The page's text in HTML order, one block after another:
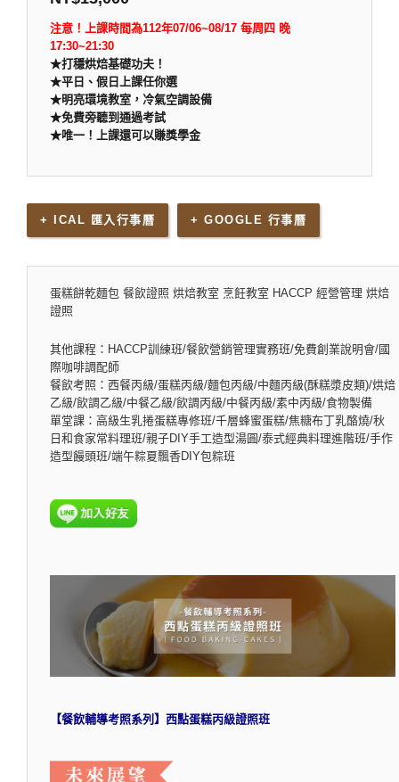
注意！上課時間為112年07/06~08/17 每周四 晚
17:30~21:30
★打穩烘焙基礎功夫！
★平日、假日上課任你選
★明亮環境教室，冷氣空調設備
★免費旁聽到通過考試
★唯一！上課還可以賺獎學金
+ ICAL 匯入行事曆 + GOOGLE 行事曆
蛋糕餅乾麵包 餐飲證照 烘焙教室 烹飪教室 HACCP 經營管理 烘焙
證照
其他課程：HACCP訓練班/餐飲營銷管理實務班/免費創業說明會/國
際咖啡調配師
餐飲考照：西餐丙級/蛋糕丙級/麵包丙級/中麵丙級(酥糕漿皮類)/烘焙
乙級/飲調乙級/中餐乙級/飲調丙級/中餐丙級/素中丙級/食物製備
單堂課：高級生乳捲蛋糕專修班/千層蜂蜜蛋糕/焦糖布丁乳酪燒/秋
日和食家常料理班/親子DIY手工造型湯圓/泰式經典料理進階班/手作
造型饅頭班/端午粽夏飄香DIY包粽班
【餐飲輔導考照系列】西點蛋糕丙級證照班